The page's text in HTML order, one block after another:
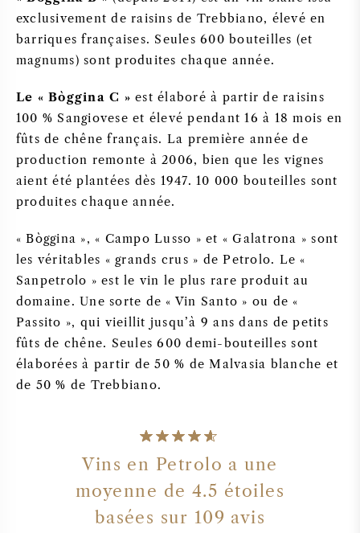
exclusivement de raisins de Trebbiano, élevé en
barriques françaises. Seules 600 bouteilles (et
magnums) sont produites chaque année.
Le « Bòggina C » est élaboré à partir de raisins
100 % Sangiovese et élevé pendant 16 à 18 mois en
fûts de chêne français. La première année de
production remonte à 2006, bien que les vignes
aient été plantées dès 1947. 10 000 bouteilles sont
produites chaque année.
« Bòggina », « Campo Lusso » et « Galatrona » sont
les véritables « grands crus » de Petrolo. Le «
Sanpetrolo » est le vin le plus rare produit au
domaine. Une sorte de « Vin Santo » ou de «
Passito », qui vieillit jusqu’à 9 ans dans de petits
fûts de chêne. Seules 600 demi-bouteilles sont
élaborées à partir de 50 % de Malvasia blanche et
de 50 % de Trebbiano.
Vins en Petrolo a une
moyenne de 4.5 étoiles
basées sur 109 avis